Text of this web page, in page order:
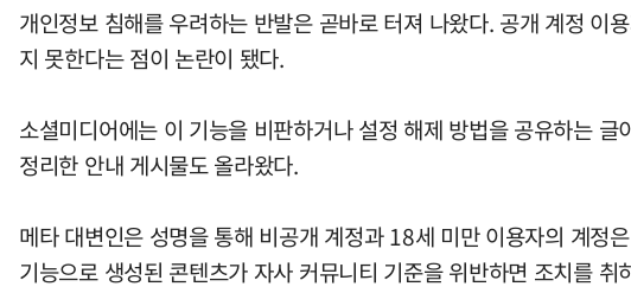
개인정보 침해를 우려하는 반발은 곧바로 터져 나왔다. 공개 계정
지 못한다는 점이 논란이 됐다.
소셜미디어에는 이 기능을 비판하거나 설정 해제 방법을 공유하는
정리한 안내 게시물도 올라왔다.
메타 대변인은 성명을 통해 비공개 계정과 18세 미만 이용자의 계정
기능으로 생성된 콘텐츠가 자사 커뮤니티 기준을 위반하면 조치를 취